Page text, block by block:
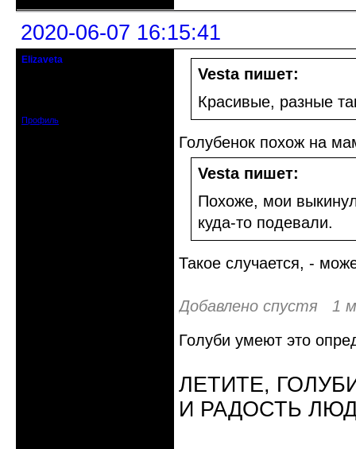
2020-06-07 16:15:41
Elizaveta
Профиль
Vesta пишет:
Красивые, разные
Голубенок похож на
Vesta пишет:
Похоже, мои
куда-то подевали.
Такое случается, -
Добавлено спустя 1
Голуби умеют это
ЛЕТИТЕ,
И РАДОСТЬ